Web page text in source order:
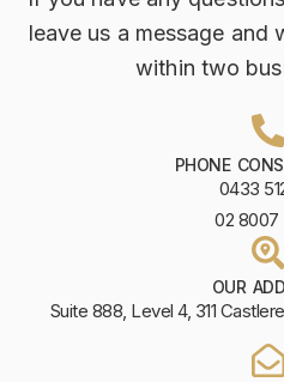
leave us a message
within two
PHONE
0433
02 8007
OUR
Suite 888, Level 4, 311